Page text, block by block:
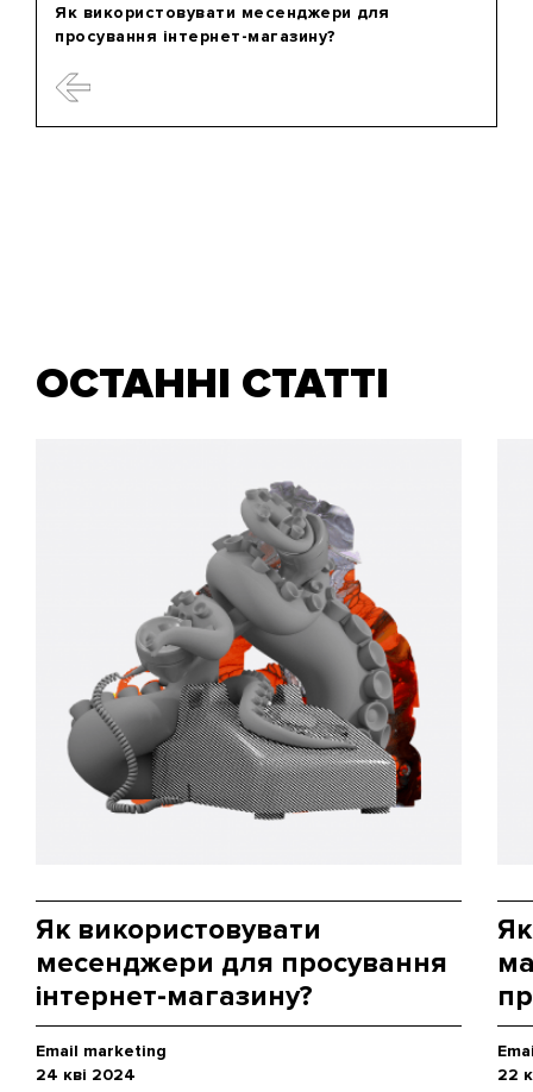
Як використовувати месенджери для
просування інтернет-магазину?
ОСТАННІ СТАТТІ
Як використовувати
месенджери для просування
інтернет-магазину?
Email marketing
24 кві 2024
22